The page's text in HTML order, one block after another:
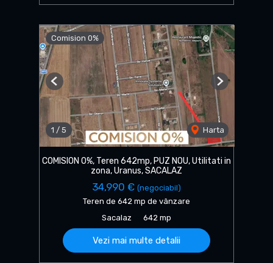
Comision 0%
1 / 5 Harta
Previous Next
COMISION 0%, Teren 642mp, PUZ NOU, Utilitati in
zona, Uranus, SACALAZ
34,990 € (negociabil)
Teren de 642 mp de vânzare
Sacalaz
642 mp
Vezi mai multe detalii